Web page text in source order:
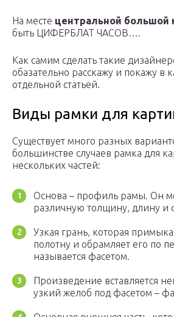
На месте центральной большой
быть ЦИФЕРБЛАТ ЧАСОВ….
Как самим сделать такие
обазательно расскажу и покажу в
отдельной статьей.
Виды рамки для
Существует много разных
большинстве случаев рамка для
нескольких частей:
Основа – профиль рамы. Он
различную толщину, длину и
Узкая грань, которая
полотну и обрамляет его по
называется фасетом.
Произведение вставляется
узкий желоб под фасетом –­